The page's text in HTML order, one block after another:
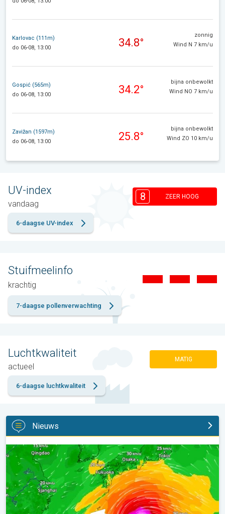
Karlovac (111m)
do 06-08, 13:00
34.8°
zonnig
Wind N 7 km/u
Gospić (565m)
do 06-08, 13:00
34.2°
bijna onbewolkt
Wind NO 7 km/u
Zavižan (1597m)
do 06-08, 13:00
25.8°
bijna onbewolkt
Wind ZO 10 km/u
UV-index
vandaag
8 ZEER HOOG
6-daagse UV-index
Stuifmeelinfo
krachtig
7-daagse pollenverwachting
Luchtkwaliteit
actueel
MATIG
6-daagse luchtkwaliteit
Nieuws
Tyfoon Dolphin op weg naar Japan. Veel regen en wind. . .